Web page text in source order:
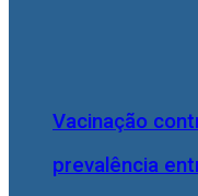
Vacinação
prevalência